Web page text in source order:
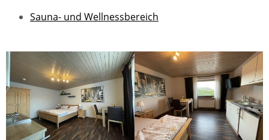
Sauna- und Wellnessbereich